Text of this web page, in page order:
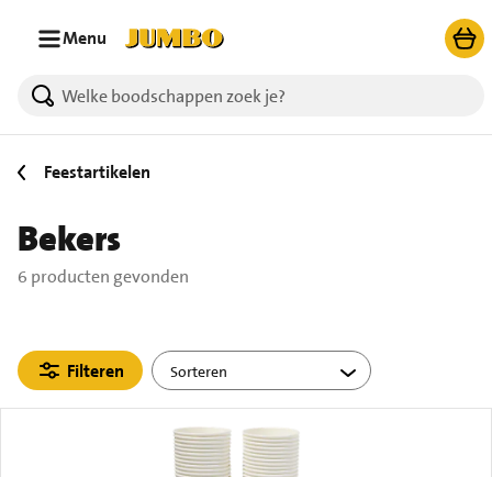
Menu
6 producten gevonden.
Feestartikelen
Bekers
6 producten gevonden
Filteren